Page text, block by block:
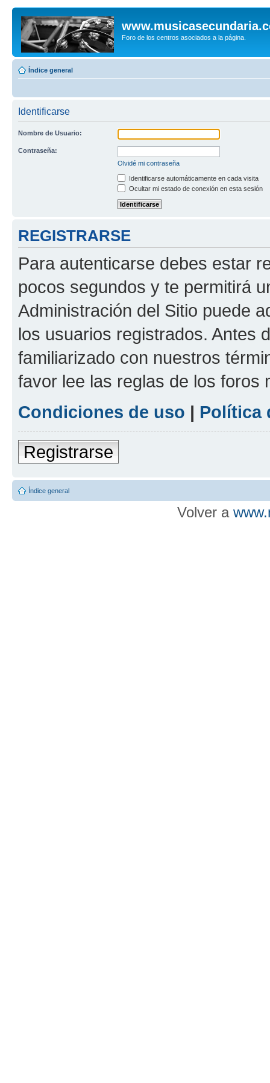
Foro de los centros asociados a la página.
Índice general
Identificarse
Nombre de Usuario:
Contraseña:
Olvidé mi contraseña
Identificarse automáticamente en cada visita
Ocultar mi estado de conexión en esta sesión
REGISTRARSE
Para autenticarse debes estar
pocos segundos y te permitirá
Administración del Sitio puede
los usuarios registrados. Antes
familiarizado con nuestros
favor lee las reglas de los foros
Condiciones de uso | Política
Registrarse
Índice general
Volver a